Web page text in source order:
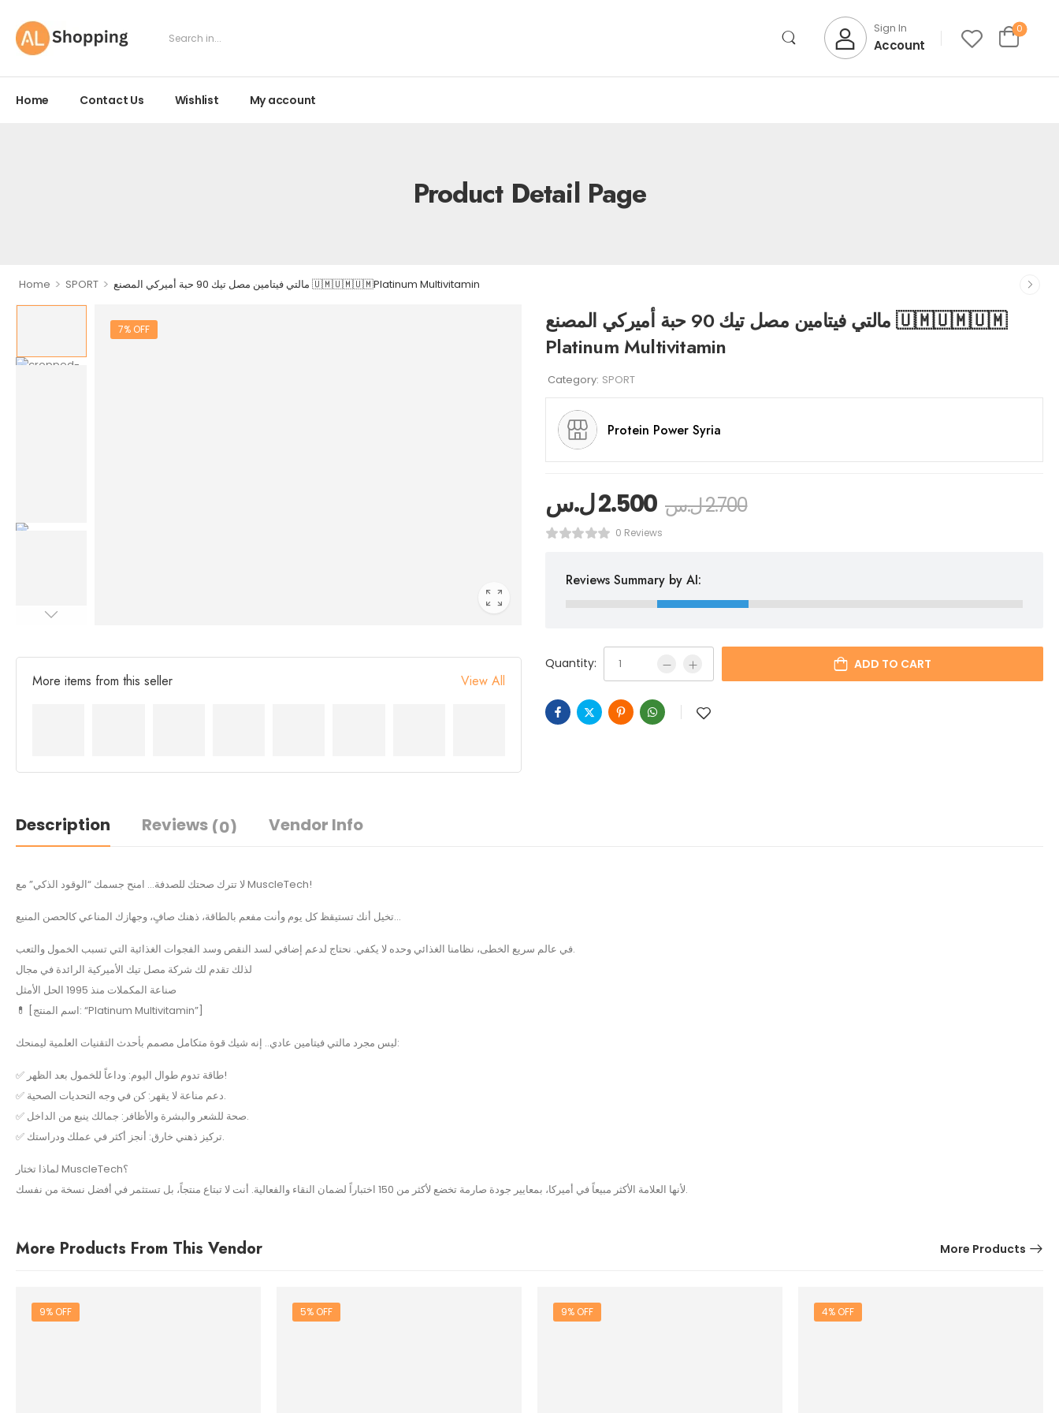
Sign In
Account
0
Home Contact Us Wishlist My account
Product Detail Page
Home > SPORT > مالتي فيتامين مصل تيك 90 حبة أميركي المصنع 🇺🇲🇺🇲🇺🇲Platinum Multivitamin
7% OFF
More items from this seller View All
مالتي فيتامين مصل تيك 90 حبة أميركي المصنع 🇺🇲🇺🇲🇺🇲
Platinum Multivitamin
Category: SPORT
Protein Power Syria
2.500ل.س 2.700ل.س
0 Reviews
Reviews Summary by AI:
Quantity: ADD TO CART
Description Reviews (0) Vendor Info
لا تترك صحتك للصدفة… امنح جسمك “الوقود الذكي” مع MuscleTech!
تخيل أنك تستيقظ كل يوم وأنت مفعم بالطاقة، ذهنك صافٍ، وجهازك المناعي كالحصن المنيع…
في عالم سريع الخطى، نظامنا الغذائي وحده لا يكفي. نحتاج لدعم إضافي لسد النقص وسد الفجوات الغذائية التي تسبب الخمول والتعب.
لذلك تقدم لك شركة مصل تيك الأميركية الرائدة في مجال
صناعة المكملات منذ 1995 الحل الأمثل
💊 [اسم المنتج: “Platinum Multivitamin”]
ليس مجرد مالتي فيتامين عادي.. إنه شيك قوة متكامل مصمم بأحدث التقنيات العلمية ليمنحك:
✅ طاقة تدوم طوال اليوم: وداعاً للخمول بعد الظهر!
✅ دعم مناعة لا يقهر: كن في وجه التحديات الصحية.
✅ صحة للشعر والبشرة والأظافر: جمالك ينبع من الداخل.
✅ تركيز ذهني خارق: أنجز أكثر في عملك ودراستك.
لماذا تختار MuscleTech؟
لأنها العلامة الأكثر مبيعاً في أميركا، بمعايير جودة صارمة تخضع لأكثر من 150 اختباراً لضمان النقاء والفعالية. أنت لا تبتاع منتجاً، بل تستثمر في أفضل نسخة من نفسك.
More Products From This Vendor More Products
9% OFF 5% OFF 9% OFF 4% OFF